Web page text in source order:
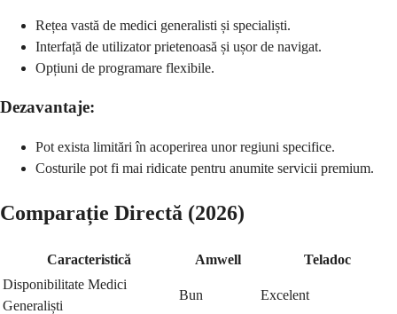
Rețea vastă de medici generalisti și specialiști.
Interfață de utilizator prietenoasă și ușor de navigat.
Opțiuni de programare flexibile.
Dezavantaje:
Pot exista limitări în acoperirea unor regiuni specifice.
Costurile pot fi mai ridicate pentru anumite servicii premium.
Comparație Directă (2026)
Caracteristică Amwell
Teladoc
Disponibilitate Medici
Generaliști
Bun Excelent